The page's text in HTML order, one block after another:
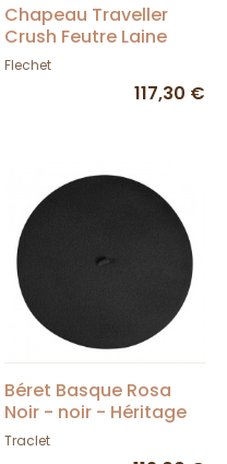
Chapeau Traveller
Crush Feutre Laine
Blanc - Fléchet
Flechet
117,30 €
Béret Basque Rosa
Noir - noir - Héritage
par Laulhère
Traclet